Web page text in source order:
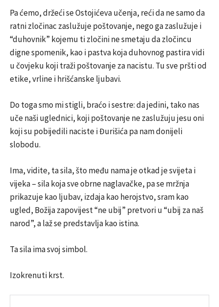
Pa ćemo, držeći se Ostojićeva učenja, reći da ne samo da
ratni zločinac zaslužuje poštovanje, nego ga zaslužuje i
“duhovnik” kojemu ti zločini ne smetaju da zločincu
digne spomenik, kao i pastva koja duhovnog pastira vidi
u čovjeku koji traži poštovanje za nacistu. Tu sve pršti od
etike, vrline i hrišćanske ljubavi.
Do toga smo mi stigli, braćo i sestre: da jedini, tako nas
uče naši uglednici, koji poštovanje ne zaslužuju jesu oni
koji su pobijedili naciste i Đurišića pa nam donijeli
slobodu.
Ima, vidite, ta sila, što među nama je otkad je svijeta i
vijeka – sila koja sve obrne naglavačke, pa se mržnja
prikazuje kao ljubav, izdaja kao herojstvo, sram kao
ugled, Božija zapovijest “ne ubij” pretvori u “ubij za naš
narod”, a laž se predstavlja kao istina.
Ta sila ima svoj simbol.
Izokrenuti krst.